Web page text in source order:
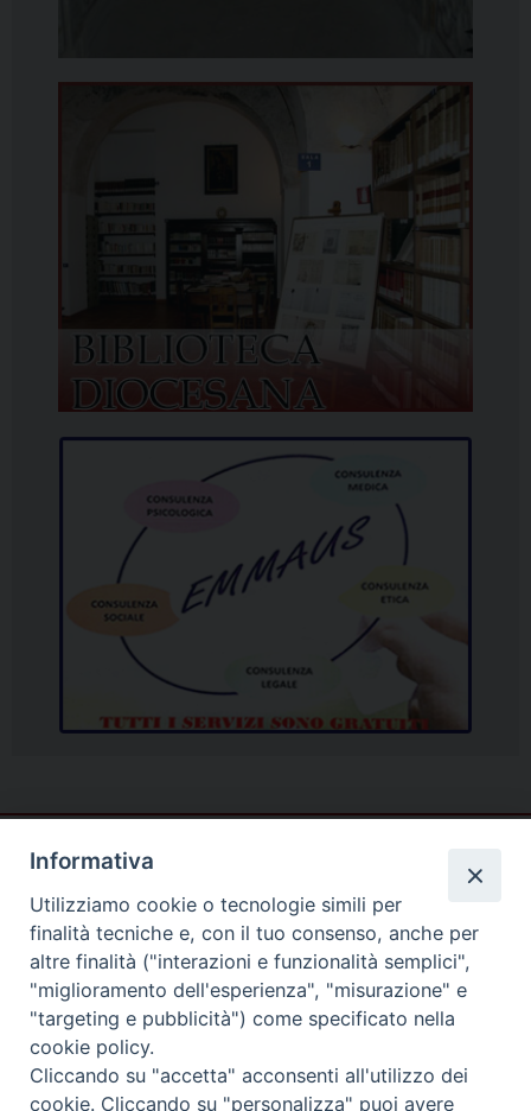
Informativa
Utilizziamo cookie o tecnologie simili per
finalità tecniche e, con il tuo consenso, anche per
altre finalità ("interazioni e funzionalità semplici",
"miglioramento dell'esperienza", "misurazione" e
"targeting e pubblicità") come specificato nella
cookie policy.
Cliccando su "accetta" acconsenti all'utilizzo dei
cookie. Cliccando su "personalizza" puoi avere